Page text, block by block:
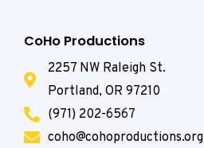
CoHo Productions
2257 NW Raleigh St.
Portland, OR 97210
(971) 202-6567
coho@cohoproductions.org